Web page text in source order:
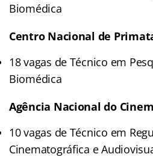
Biomédica
Centro Nacional de
18 vagas de Técnico em
Biomédica
Agência Nacional do
10 vagas de Técnico em
Cinematográfica e